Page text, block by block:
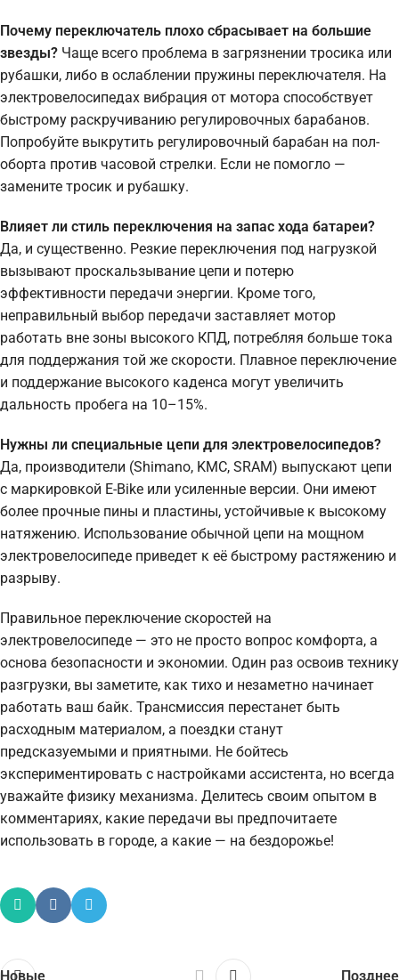
Почему переключатель плохо сбрасывает на большие
звезды? Чаще всего проблема в загрязнении тросика или
рубашки, либо в ослаблении пружины переключателя. На
электровелосипедах вибрация от мотора способствует
быстрому раскручиванию регулировочных барабанов.
Попробуйте выкрутить регулировочный барабан на пол-
оборта против часовой стрелки. Если не помогло —
замените тросик и рубашку.
Влияет ли стиль переключения на запас хода батареи?
Да, и существенно. Резкие переключения под нагрузкой
вызывают проскальзывание цепи и потерю
эффективности передачи энергии. Кроме того,
неправильный выбор передачи заставляет мотор
работать вне зоны высокого КПД, потребляя больше тока
для поддержания той же скорости. Плавное переключение
и поддержание высокого каденса могут увеличить
дальность пробега на 10–15%.
Нужны ли специальные цепи для электровелосипедов?
Да, производители (Shimano, KMC, SRAM) выпускают цепи
с маркировкой E-Bike или усиленные версии. Они имеют
более прочные пины и пластины, устойчивые к высокому
натяжению. Использование обычной цепи на мощном
электровелосипеде приведет к её быстрому растяжению и
разрыву.
Правильное переключение скоростей на
электровелосипеде — это не просто вопрос комфорта, а
основа безопасности и экономии. Один раз освоив технику
разгрузки, вы заметите, как тихо и незаметно начинает
работать ваш байк. Трансмиссия перестанет быть
расходным материалом, а поездки станут
предсказуемыми и приятными. Не бойтесь
экспериментировать с настройками ассистента, но всегда
уважайте физику механизма. Делитесь своим опытом в
комментариях, какие передачи вы предпочитаете
использовать в городе, а какие — на бездорожье!
Новые Позднее